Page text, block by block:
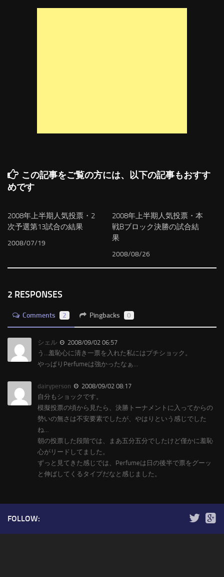
この記事をご覧の方には、以下の記事もおすす
めです
2008年上半期人気投票・2
次予選第13試合の結果
2008/07/19
2008年上半期人気投票・本
戦Bブロック決勝の試合結
果
2008/08/26
2 RESPONSES
Comments 2 Pingbacks 0
シェル
2008/09/02 06:57
う…羞恥心に清き一票を入れた私にはプチショック。
やっぱりPerfumeは強かったなぁ…
dairyperson
2008/09/02 08:17
自分もショックです。
模擬投票の頃から見たら、決勝トーナメントに入ってからの
勢いの無さは不安要素でしたが、やはりという感じでした
ね…
朝の投票した段階では、まあ五分五分でしたけど僅かに羞恥
心がリードしてました。
ずっと見てきた感じでは、Perfumeは日の後半で票をグーッ
と伸ばしてくるタイプだなと感じました。
FOLLOW: